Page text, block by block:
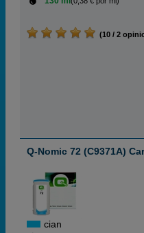
(10 / 2
Q-Nomic 72 (C9371A)
cian